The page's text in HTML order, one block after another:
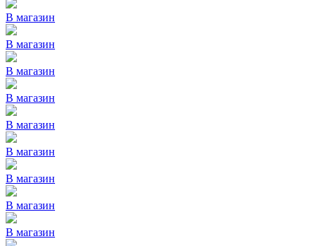
В магазин
В магазин
В магазин
В магазин
В магазин
В магазин
В магазин
В магазин
В магазин